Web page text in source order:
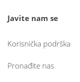
Javite nam se
Korisnička podrška
Pronađite nas